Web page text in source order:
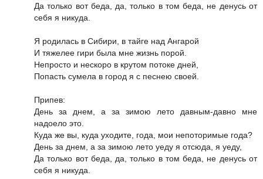
Да только вот беда, да, только в том беда, не денусь от
себя я никуда.
Я родилась в Сибири, в тайге над Ангарой
И тяжелее гири была мне жизнь порой.
Непросто и нескоро в крутом потоке дней,
Попасть сумела в город я с песнею своей.
Припев:
День за днем, а за зимою лето давным-давно мне
надоело это.
Куда же вы, куда уходите, года, мои непоторимые года?
День за днем, а за зимою лето уеду я отсюда, я уеду,
Да только вот беда, да, только в том беда, не денусь от
себя я никуда.